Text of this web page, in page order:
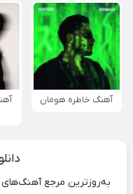
آهنگ خاطره هومان
به‌روزترین مرجع